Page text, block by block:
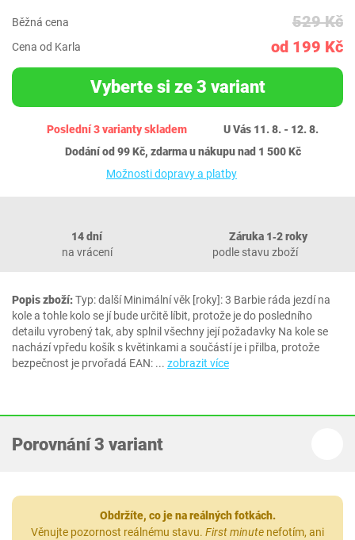
Běžná cena 529 Kč
Cena od Karla od 199 Kč
Vyberte si ze 3 variant
Poslední 3 varianty skladem
U Vás 11. 8. - 12. 8.
Dodání od 99 Kč, zdarma u nákupu nad 1 500 Kč
Možnosti dopravy a platby
14 dní
na vrácení
Záruka 1‐2 roky
podle stavu zboží
Popis zboží:Typ: další Minimální věk [roky]: 3 Barbie ráda jezdí na
kole a tohle kolo se jí bude určitě líbit, protože je do posledního
detailu vyrobený tak, aby splnil všechny její požadavky Na kole se
nachází vpředu košík s květinkami a součástí je i přilba, protože
bezpečnost je prvořadá EAN: ... zobrazit více
Porovnání 3 variant
Obdržíte, co je na reálných fotkách.
Věnujte pozornost reálnému stavu. First minute nefotím, ani